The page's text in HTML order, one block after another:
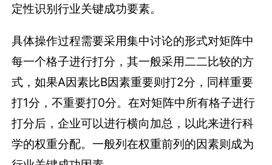
定性识别行业关键成功要素。
具体操作过程需要采用集中讨论的形式对矩阵中
每一个格子进行打分，其一般采用二二比较的方
式，如果A因素比B因素重要则打2分，同样重要
打1分，不重要打0分。在对矩阵中所有格子进行
打分后，企业可以进行横向加总，以此来进行科
学的权重分配。一般列在权重前列的因素则成为